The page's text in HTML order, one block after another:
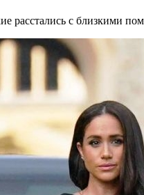
расстались с близкими